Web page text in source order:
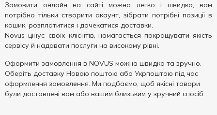
Замовити онлайн на сайті можна легко і швидко, вам
потрібно тільки створити акаунт, зібрати потрібні позиції в
кошик, розплатитися і дочекатися доставки.
Novus цінує своїх клієнтів, намагається покращувати якість
сервісу й надавати послуги на високому рівні.
Оформити замовлення в NOVUS можна швидко та зручно.
Оберіть доставку Новою поштою або Укрпоштою під час
оформлення замовлення. Ми подбаємо, щоб якісні товари
були доставлені вам або вашим близьким у зручний спосіб.